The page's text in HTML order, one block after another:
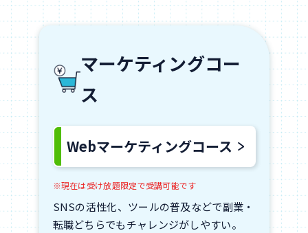
マーケティングコー
ス
Webマーケティングコース
※現在は受け放題限定で受講可能です
SNSの活性化、ツールの普及などで副業・
転職どちらでもチャレンジがしやすい。